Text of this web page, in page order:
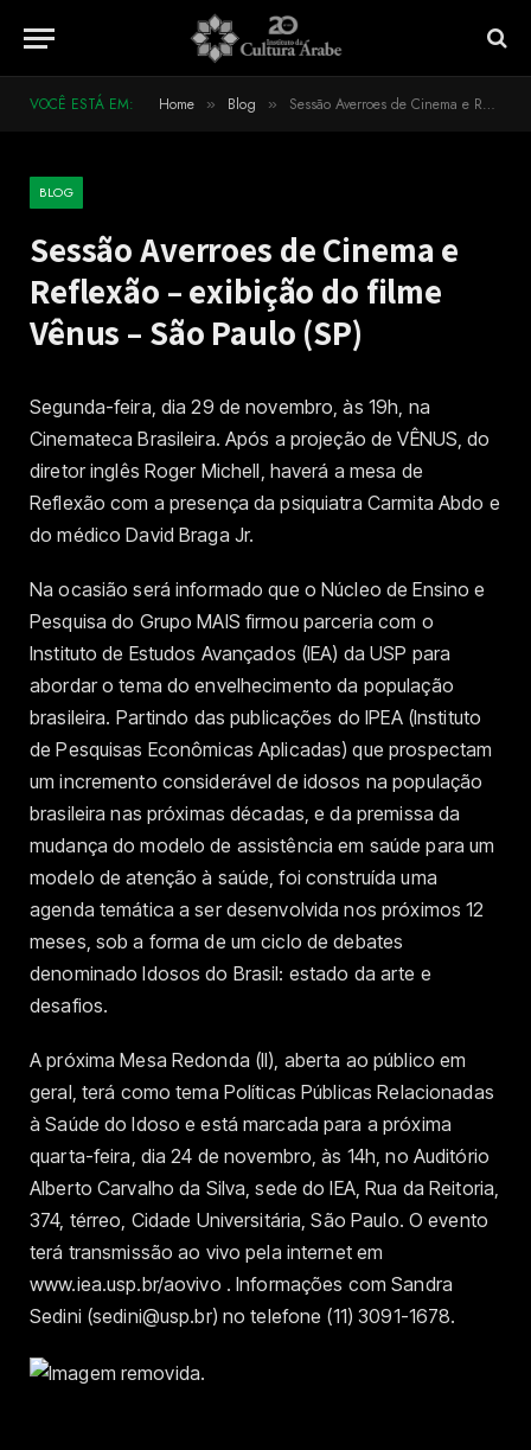
VOCÊ ESTÁ EM: Home » Blog » Sessão Averroes de Cinema e Reflexão – exibição do filme Vênus – São Paulo (SP)
BLOG
Sessão Averroes de Cinema e
Reflexão – exibição do filme
Vênus – São Paulo (SP)
Segunda-feira, dia 29 de novembro, às 19h, na
Cinemateca Brasileira. Após a projeção de VÊNUS, do
diretor inglês Roger Michell, haverá a mesa de
Reflexão com a presença da psiquiatra Carmita Abdo e
do médico David Braga Jr.
Na ocasião será informado que o Núcleo de Ensino e
Pesquisa do Grupo MAIS firmou parceria com o
Instituto de Estudos Avançados (IEA) da USP para
abordar o tema do envelhecimento da população
brasileira. Partindo das publicações do IPEA (Instituto
de Pesquisas Econômicas Aplicadas) que prospectam
um incremento considerável de idosos na população
brasileira nas próximas décadas, e da premissa da
mudança do modelo de assistência em saúde para um
modelo de atenção à saúde, foi construída uma
agenda temática a ser desenvolvida nos próximos 12
meses, sob a forma de um ciclo de debates
denominado Idosos do Brasil: estado da arte e
desafios.
A próxima Mesa Redonda (II), aberta ao público em
geral, terá como tema Políticas Públicas Relacionadas
à Saúde do Idoso e está marcada para a próxima
quarta-feira, dia 24 de novembro, às 14h, no Auditório
Alberto Carvalho da Silva, sede do IEA, Rua da Reitoria,
374, térreo, Cidade Universitária, São Paulo. O evento
terá transmissão ao vivo pela internet em
www.iea.usp.br/aovivo . Informações com Sandra
Sedini (sedini@usp.br) no telefone (11) 3091-1678.